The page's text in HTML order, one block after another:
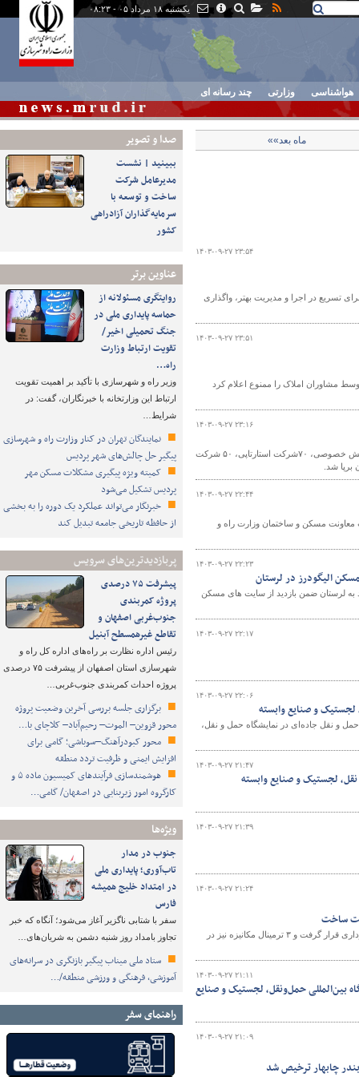
یکشنبه ۱۸ مرداد ۰۵ - ۰۸:۲۳
هواشناسی وزارتی چند رسانه ای
صدا و تصوير
ببینید | نشست
مدیرعامل شرکت
ساخت و توسعه با
سرمایه‌گذاران آزادراهی
کشور
عناوین برتر
روایتگری مسئولانه از
حماسه‌ پایداری ملی در
جنگ تحمیلی اخیر/
تقویت ارتباط وزارت
راه…
وزیر راه و شهرسازی با تأکید بر اهمیت تقویت
ارتباط این وزارتخانه با خبرنگاران، گفت: در
شرایط…
نمایندگان تهران در کنار وزارت راه و شهرسازی
پیگیر حل چالش‌های شهر پردیس
کمیته ویژه پیگیری مشکلات مسکن مهر
پردیس تشکیل می‌شود
خبرنگار می‌تواند عملکرد یک دوره را به بخشی
از حافظه تاریخی جامعه تبدیل کند
پربازدیدترین‌های سرویس
پیشرفت ۷۵ درصدی
پروژه کمربندی
جنوب‌غربی اصفهان و
تقاطع غیرهمسطح آبنیل
رئیس اداره نظارت بر راه‌های اداره کل راه و
شهرسازی استان اصفهان از پیشرفت ۷۵ درصدی
پروژه احداث کمربندی جنوب‌غربی…
برگزاری جلسه بررسی آخرین وضعیت پروژه
محور قزوین– الموت– رحیم‌آباد– کلاچای با…
محور کبودرآهنگ–سوباشی؛ گامی برای
افزایش ایمنی و ظرفیت تردد منطقه
هوشمندسازی فرآیندهای کمیسیون ماده ۵ و
کارگروه امور زیربنایی در اصفهان/ گامی…
ویژه‌ها
جنوب در مدار
تاب‌آوری؛ پایداری ملی
در امتداد خلیج همیشه
فارس
سفر با شتابی ناگزیر آغاز می‌شود؛ آنگاه که خبر
تجاوز بامداد روز شنبه دشمن به شریان‌های…
ستاد ملی میناب پیگیر بازنگری در سرانه‌های
آموزشی، فرهنگی و ورزشی منطقه/…
راهنمای سفر
ماه بعد»»
۱۴۰۳-۰۹-۲۷ ۲۳:۵۴
تسریع در اجرا و مدیریت بهتر، واگذاری
۱۴۰۳-۰۹-۲۷ ۲۳:۵۱
مشاوران املاک را ممنوع اعلام کرد
۱۴۰۳-۰۹-۲۷ ۲۳:۱۶
هشتمین نمایشگاه حمل‌ونقل، لجستیک و صنایع وابسته با حضور ۳۱۲شرکت حمل و نقل بخش خصوصی، ۷۰شرکت استارتاپی، ۵۰ شرکت
۱۴۰۳-۰۹-۲۷ ۲۲:۴۴
معاونت مسکن و ساختمان وزارت راه و
۱۴۰۳-۰۹-۲۷ ۲۲:۲۳
الیگودرز در لرستان
لرستان ضمن بازدید از سایت های مسکن
۱۴۰۳-۰۹-۲۷ ۲۲:۱۷
۱۴۰۳-۰۹-۲۷ ۲۲:۰۶
و نقل جاده‌ای در نمایشگاه حمل و نقل،
۱۴۰۳-۰۹-۲۷ ۲۱:۴۷
لجستیک و صنایع وابسته
۱۴۰۳-۰۹-۲۷ ۲۱:۳۹
۱۴۰۳-۰۹-۲۷ ۲۱:۲۴
مدیرکل بنادر و دریانوردی خوزستان گفت: سال گذشته اولین ترمینال مکانیزه مورد بهره برداری قرار گرفت و ۳ ترمینال مکانیزه نیز در
۱۴۰۳-۰۹-۲۷ ۲۱:۱۱
بین‌المللی حمل‌ونقل، لجستیک و صنایع
۱۴۰۳-۰۹-۲۷ ۲۱:۰۹